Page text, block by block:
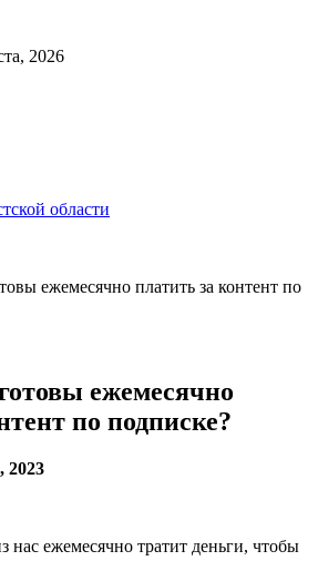
2026
области
ежемесячно платить за контент по
ежемесячно
по подписке?
2023
ежемесячно тратит деньги, чтобы